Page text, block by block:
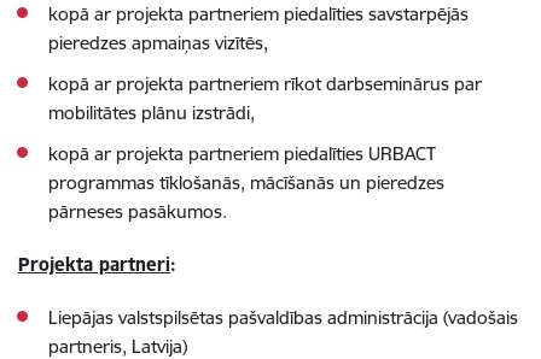
kopā ar projekta partneriem piedalīties savstarpējās
pieredzes apmaiņas vizītēs,
kopā ar projekta partneriem rīkot darbseminārus par
mobilitātes plānu izstrādi,
kopā ar projekta partneriem piedalīties URBACT
programmas tīklošanās, mācīšanās un pieredzes
pārneses pasākumos.
Projekta partneri:
Liepājas valstspilsētas pašvaldības administrācija (vadošais
partneris, Latvija)